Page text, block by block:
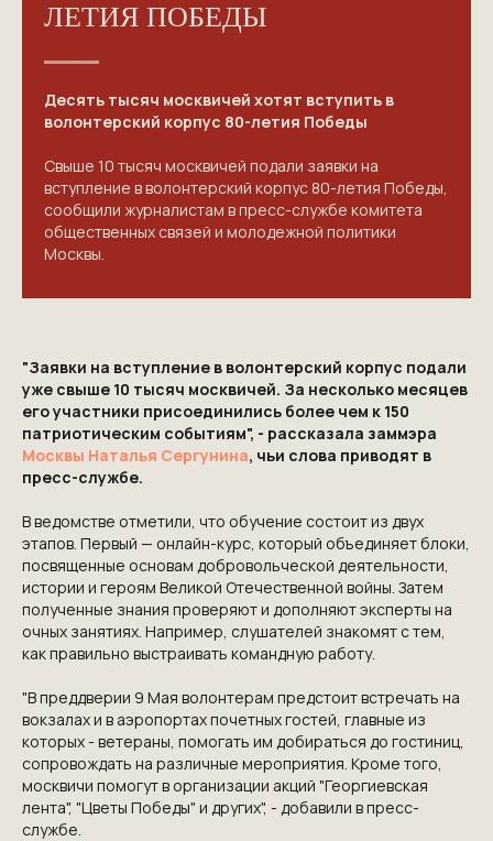
ЛЕТИЯ ПОБЕДЫ
Десять тысяч москвичей хотят вступить в
волонтерский корпус 80-летия Победы
Свыше 10 тысяч москвичей подали заявки на
вступление в волонтерский корпус 80-летия Победы,
сообщили журналистам в пресс-службе комитета
общественных связей и молодежной политики
Москвы.
"Заявки на вступление в волонтерский корпус подали
уже свыше 10 тысяч москвичей. За несколько месяцев
его участники присоединились более чем к 150
патриотическим событиям", - рассказала заммэра
Москвы Наталья Сергунина, чьи слова приводят в
пресс-службе.
В ведомстве отметили, что обучение состоит из двух
этапов. Первый — онлайн-курс, который объединяет блоки,
посвященные основам добровольческой деятельности,
истории и героям Великой Отечественной войны. Затем
полученные знания проверяют и дополняют эксперты на
очных занятиях. Например, слушателей знакомят с тем,
как правильно выстраивать командную работу.
"В преддверии 9 Мая волонтерам предстоит встречать на
вокзалах и в аэропортах почетных гостей, главные из
которых - ветераны, помогать им добираться до гостиниц,
сопровождать на различные мероприятия. Кроме того,
москвичи помогут в организации акций "Георгиевская
лента", "Цветы Победы" и других", - добавили в пресс-
службе.
КОНТАКТЫ
ПРИГЛАШАЕМ ВАС
ПРИНЯТЬ УЧАСТИЕ В
ПРОЕКТЕ
VICTORYDAY80.RU